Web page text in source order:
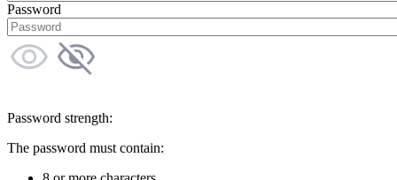
Password
Password strength:
The password must contain: